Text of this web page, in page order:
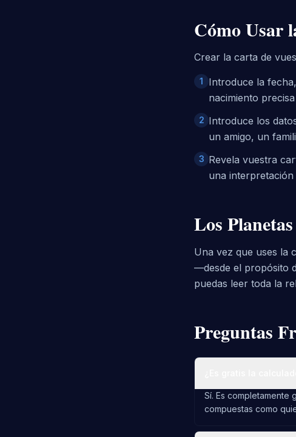
Cómo Usar
Crear la carta de
1
Introduce la
nacimiento
2 Introduce los
un amigo, un
3 Revela vuestra
una
Los
Una vez que uses la
—desde el propósito
puedas leer toda la
Preguntas
Sí. Es completamente
compuestas como